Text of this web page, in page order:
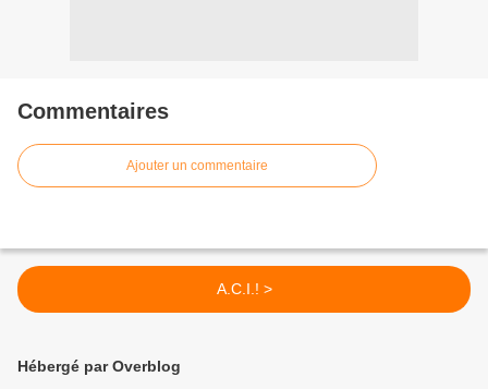
Commentaires
Ajouter un commentaire
A.C.I.! >
Hébergé par Overblog